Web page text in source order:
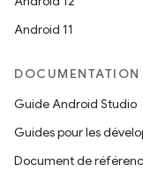
Android 11
DOCUMENTATION
Guide Android Studio
Guides pour les
Document de